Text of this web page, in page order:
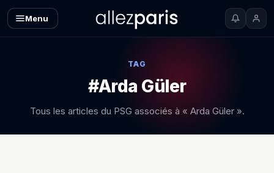
Menu
TAG
#Arda Güler
Tous les articles du PSG associés à « Arda Güler ».